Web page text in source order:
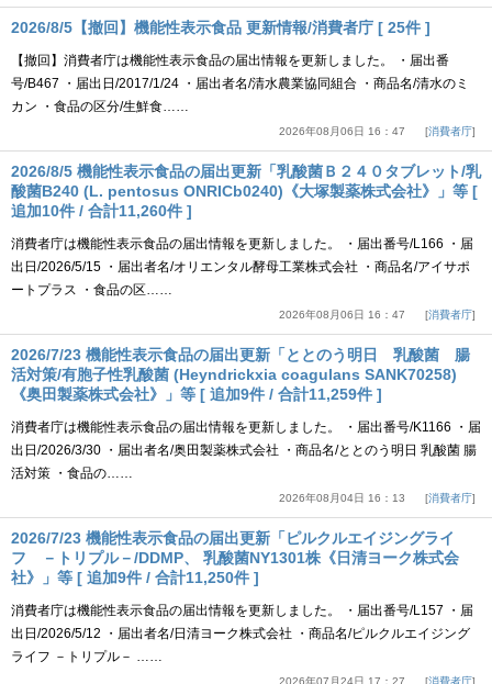
2026/8/5【撤回】機能性表示食品 更新情報/消費者庁 [ 25件 ]
【撤回】消費者庁は機能性表示食品の届出情報を更新しました。 ・届出番
号/B467 ・届出日/2017/1/24 ・届出者名/清水農業協同組合 ・商品名/清水のミ
カン ・食品の区分/生鮮食……
2026年08月06日 16：47 消費者庁
2026/8/5 機能性表示食品の届出更新「乳酸菌Ｂ２４０タブレット/乳
酸菌B240 (L. pentosus ONRICb0240)《大塚製薬株式会社》」等 [
追加10件 / 合計11,260件 ]
消費者庁は機能性表示食品の届出情報を更新しました。 ・届出番号/L166 ・届
出日/2026/5/15 ・届出者名/オリエンタル酵母工業株式会社 ・商品名/アイサポ
ートプラス ・食品の区……
2026年08月06日 16：47 消費者庁
2026/7/23 機能性表示食品の届出更新「ととのう明日 乳酸菌 腸
活対策/有胞子性乳酸菌 (Heyndrickxia coagulans SANK70258)
《奥田製薬株式会社》」等 [ 追加9件 / 合計11,259件 ]
消費者庁は機能性表示食品の届出情報を更新しました。 ・届出番号/K1166 ・届
出日/2026/3/30 ・届出者名/奥田製薬株式会社 ・商品名/ととのう明日 乳酸菌 腸
活対策 ・食品の……
2026年08月04日 16：13 消費者庁
2026/7/23 機能性表示食品の届出更新「ピルクルエイジングライ
フ －トリプル－/DDMP、 乳酸菌NY1301株《日清ヨーク株式会
社》」等 [ 追加9件 / 合計11,250件 ]
消費者庁は機能性表示食品の届出情報を更新しました。 ・届出番号/L157 ・届
出日/2026/5/12 ・届出者名/日清ヨーク株式会社 ・商品名/ピルクルエイジング
ライフ －トリプル－ ……
2026年07月24日 17：27 消費者庁